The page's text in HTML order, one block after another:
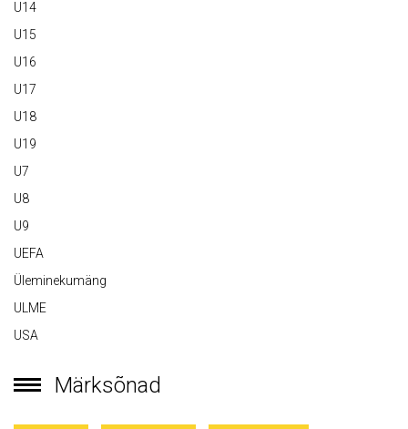
U14
U15
U16
U17
U18
U19
U7
U8
U9
UEFA
Üleminekumäng
ULME
USA
Märksõnad